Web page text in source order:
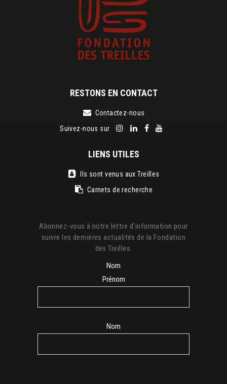
RESTONS EN CONTACT
Contactez-nous
Suivez-nous sur
LIENS UTILES
Ils sont venus aux Treilles
Carnets de recherche
Abonnez-vous à notre lettre d'information pour
suivre les dernières actualités de la Fondation
des Treilles.
Nom
Prénom
Nom